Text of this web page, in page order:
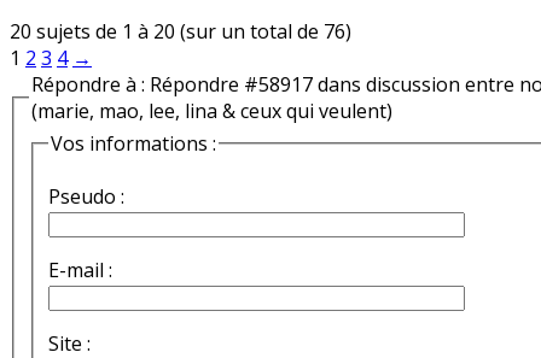
20 sujets de 1 à 20 (sur un total de 76)
1 2 3 4 →
Répondre à : Répondre #58917 dans discussion entre
(marie, mao, lee, lina & ceux qui veulent)
Vos informations :
Pseudo :
E-mail :
Site :